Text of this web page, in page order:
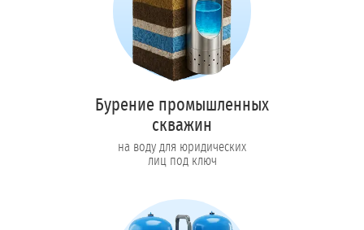
Бурение промышленных
скважин
на воду для юридических
лиц под ключ